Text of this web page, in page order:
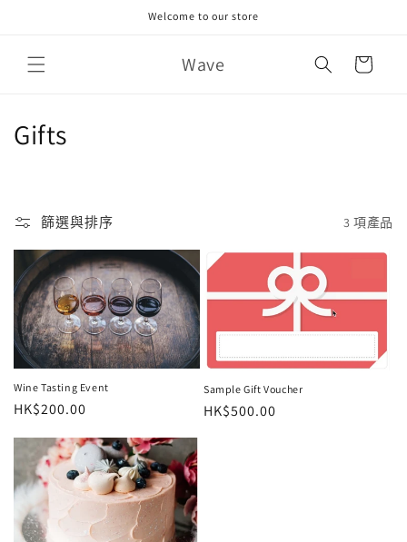
Welcome to our store
Wave
物
商
列
:
Gifts
篩選與排序 3 項產品
Wine Tasting Event
定
HK$200.00
Sample Gift Voucher
定
HK$500.00